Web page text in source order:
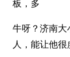
板，多
牛呀？济南
人，能让他很